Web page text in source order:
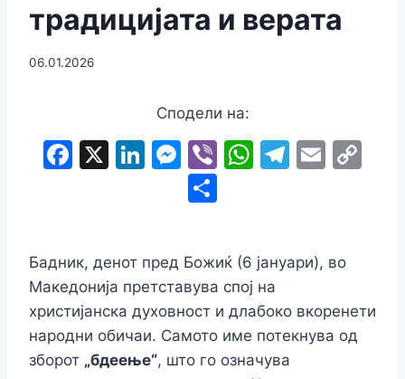
традицијата и верата
06.01.2026
Сподели на:
F
b
o
o
k
X Li
dI
n
M
e
s
e
n
g
er
Vi W
A
p
p
T
a
m
E
n
k
ar
e
Бадник, денот пред Божиќ (6 јануари), во
Македонија претставува спој на
христијанска духовност и длабоко вкоренети
народни обичаи. Самото име потекнува од
зборот „бдеење“, што го означува